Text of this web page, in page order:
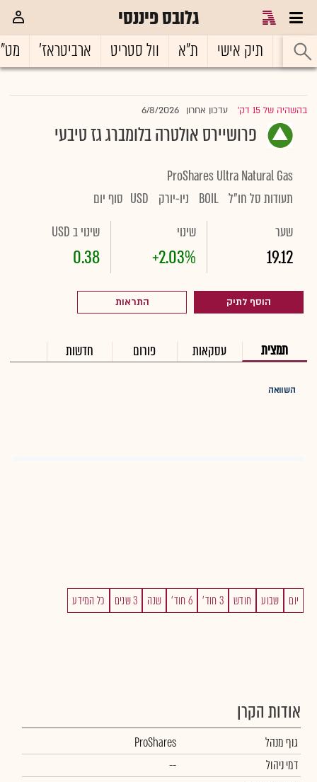
גלובס פיננסי
ראשי תיק אישי ת"א וול סטריט ארביטראז'
בהשהיה של 15 דק' |עדכון אחרון 6/8/2026
פרושיירס אולטרה בלומברג גז טיבעי
ProShares Ultra Natural Gas
תעודות סל חו"ל BOIL ניו-יורק USD סוף יום
שער
19.12
שינוי
+2.03%
שינוי ב USD
0.38
הוסף לתיק התראות
תמצית עסקאות פורום חדשות
השוואה
יום שבוע חודש 3 חוד' 6 חוד' שנה 3 שנים כל המידע
אודות הקרן
גוף מנהל
ProShares
דמי ניהול
--